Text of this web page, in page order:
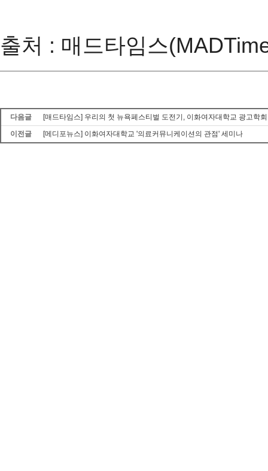
출처 : 매드타임스
다음글
[매드타임스] 우리의 첫 뉴욕페스티벌 도전기, 이화여자대학교 광고학
이전글
[메디포뉴스] 이화여자대학교 '의료커뮤니케이션의 관점' 세미나